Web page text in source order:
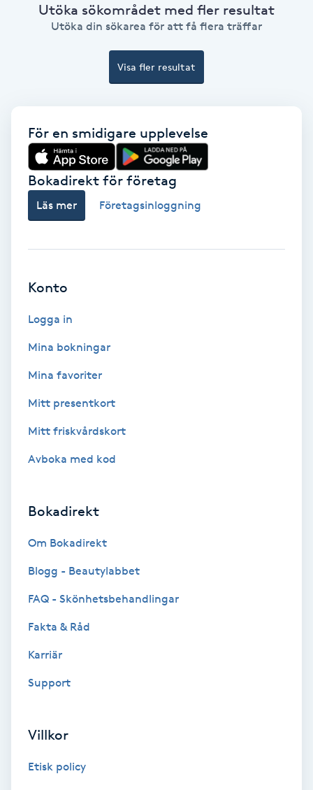
Huduppstramning
Hyperhidros
Hypnos
Hårborttagning
Hårförlängning
Hälsa
Hälsprickor
IPL hårborttagning
Katun fransar
Kemisk peeling
Utöka sökområdet med fler resultat
Utöka din sökarea för att få flera träffar
Visa fler resultat
För en smidigare upplevelse
Bokadirekt för företag
Läs mer Företagsinloggning
Konto
Logga in
Mina bokningar
Mina favoriter
Mitt presentkort
Mitt friskvårdskort
Avboka med kod
Bokadirekt
Om Bokadirekt
Blogg - Beautylabbet
FAQ - Skönhetsbehandlingar
Fakta & Råd
Karriär
Support
Villkor
Etisk policy